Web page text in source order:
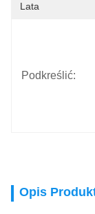
Lata
Podkreślić:
Opis